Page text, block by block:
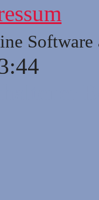
Software